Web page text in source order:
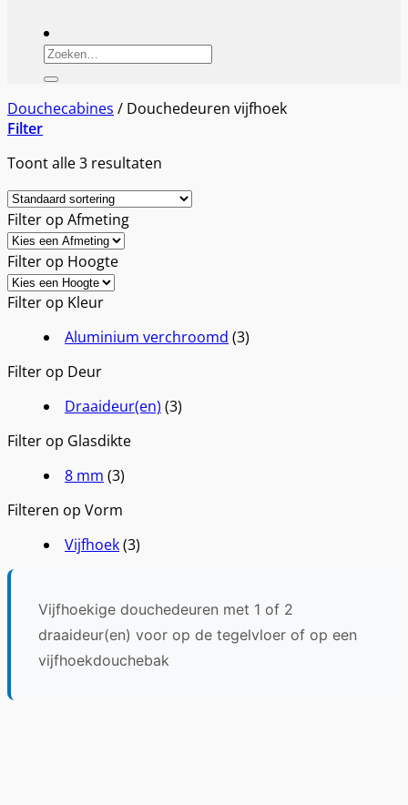
Zoeken
naar:
Douchecabines / Douchedeuren vijfhoek
Filter
Toont alle 3 resultaten
Filter op Afmeting
Filter op Hoogte
Filter op Kleur
Aluminium verchroomd (3)
Filter op Deur
Draaideur(en) (3)
Filter op Glasdikte
8 mm (3)
Filteren op Vorm
Vijfhoek(3)
Vijfhoekige douchedeuren met 1 of 2
draaideur(en) voor op de tegelvloer of op een
vijfhoekdouchebak